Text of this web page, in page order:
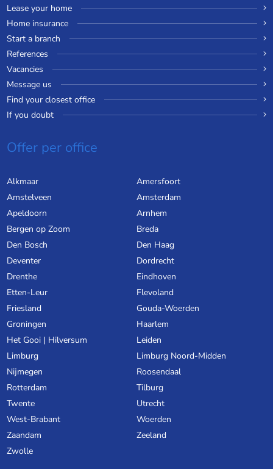
Lease your home
Home insurance
Start a branch
References
Vacancies
Message us
Find your closest office
If you doubt
Offer per office
Alkmaar
Amersfoort
Amstelveen
Amsterdam
Apeldoorn
Arnhem
Bergen op Zoom
Breda
Den Bosch
Den Haag
Deventer
Dordrecht
Drenthe
Eindhoven
Etten-Leur
Flevoland
Friesland
Gouda-Woerden
Groningen
Haarlem
Het Gooi | Hilversum
Leiden
Limburg
Limburg Noord-Midden
Nijmegen
Roosendaal
Rotterdam
Tilburg
Twente
Utrecht
West-Brabant
Woerden
Zaandam
Zeeland
Zwolle